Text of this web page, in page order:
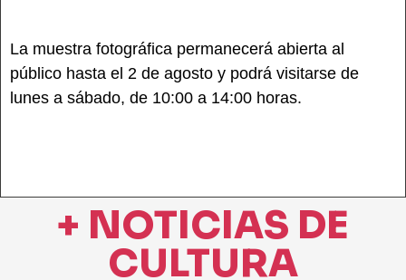
La muestra fotográfica permanecerá abierta al
público hasta el 2 de agosto y podrá visitarse de
lunes a sábado, de 10:00 a 14:00 horas.
+ NOTICIAS DE
CULTURA